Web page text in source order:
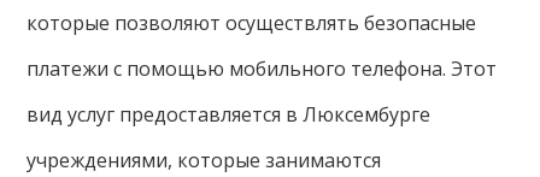
которые позволяют осуществлять безопасные
платежи с помощью мобильного телефона. Этот
вид услуг предоставляется в Люксембурге
учреждениями, которые занимаются